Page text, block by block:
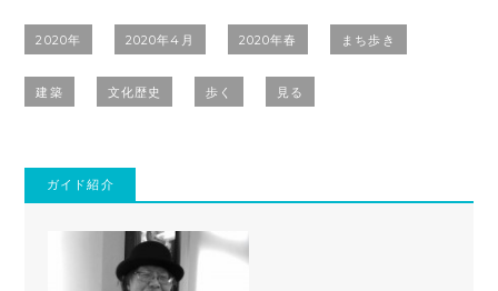
2020年 2020年4月 2020年春 まち歩き
建築 文化歴史 歩く 見る
ガイド紹介